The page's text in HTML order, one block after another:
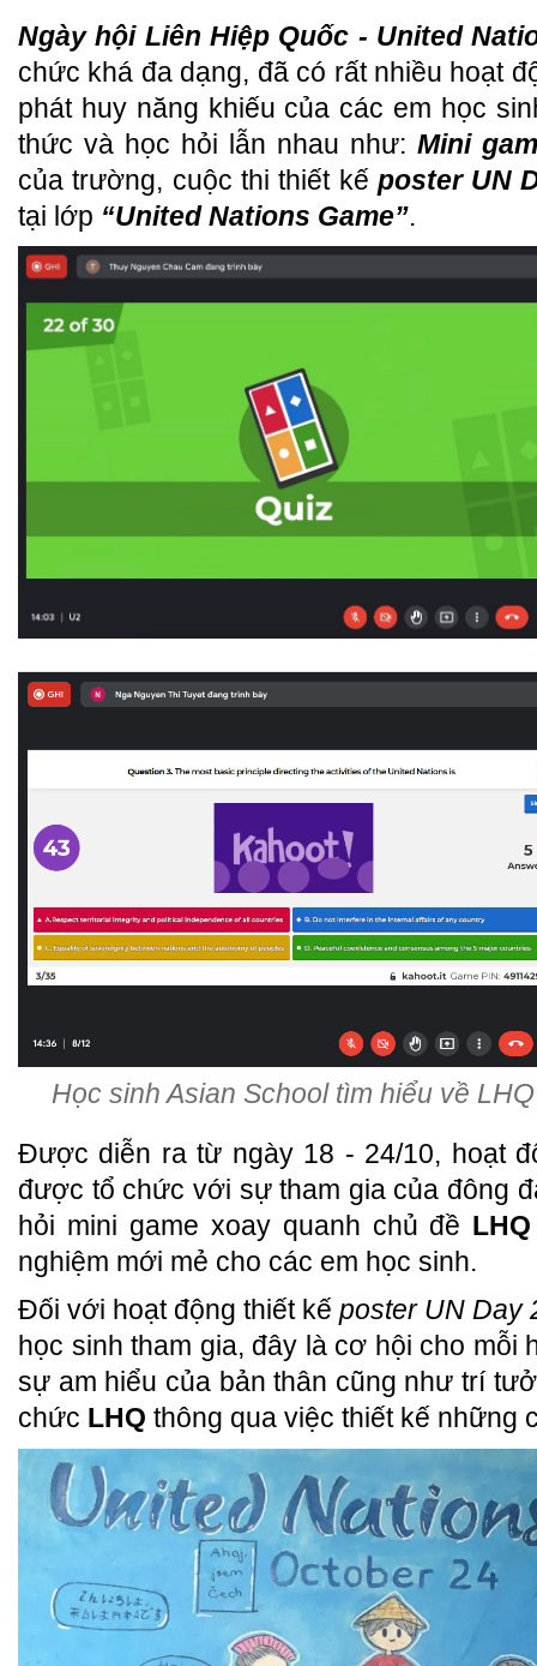
Ngày hội Liên Hiệp Quốc - United
chức khá đa dạng, đã có rất nhiều hoạt
phát huy năng khiếu của các em học
thức và học hỏi lẫn nhau như: Mini
của trường, cuộc thi thiết kế poster UN
tại lớp “United Nations Game”.
Học sinh Asian School tìm hiểu về
Được diễn ra từ ngày 18 - 24/10, hoạt
được tổ chức với sự tham gia của đông
hỏi mini game xoay quanh chủ đề LHQ
nghiệm mới mẻ cho các em học sinh.
Đối với hoạt động thiết kế poster UN Day
học sinh tham gia, đây là cơ hội cho mỗi
sự am hiểu của bản thân cũng như trí
chức LHQ thông qua việc thiết kế những